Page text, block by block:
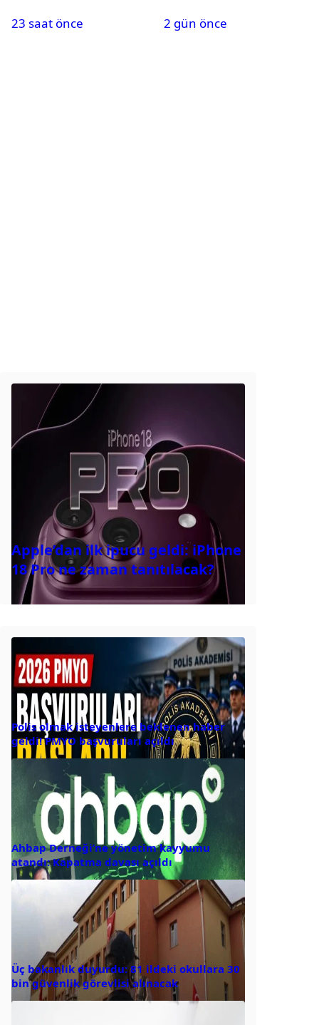
Karapınar hakkında
23 saat önce
2 gün önce
Apple’dan ilk ipucu geldi: iPhone
18 Pro ne zaman tanıtılacak?
Polis olmak isteyenlere beklenen haber
geldi! PMYO başvuruları açıldı
Ahbap Derneği’ne yönetim kayyumu
atandı: Kapatma davası açıldı
Üç bakanlık duyurdu: 81 ildeki okullara 30
bin güvenlik görevlisi alınacak